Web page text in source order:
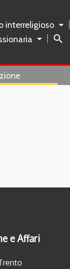
interreligioso
search
e Affari